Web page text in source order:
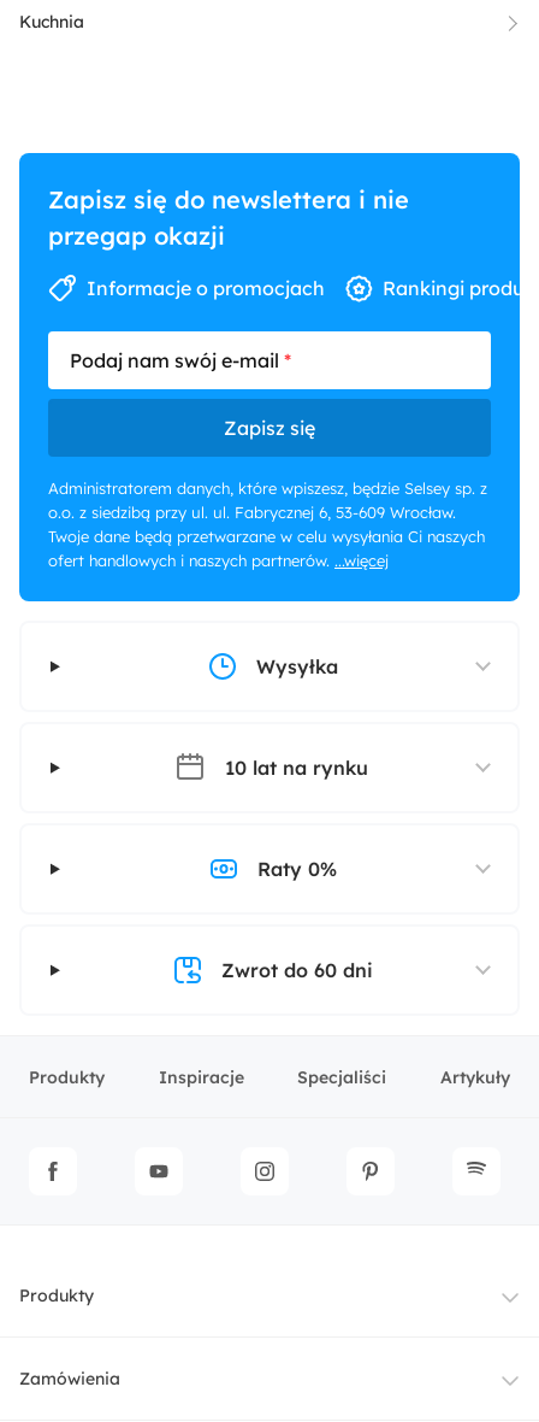
Kuchnia
Zapisz się do newslettera i nie
przegap okazji
Informacje o promocjach Rankingi
Podaj nam swój e-mail
Zapisz się
Administratorem danych, które wpiszesz, będzie Selsey sp. z
o.o. z siedzibą przy ul. ul. Fabrycznej 6, 53-609 Wrocław.
Twoje dane będą przetwarzane w celu wysyłania Ci naszych
ofert handlowych i naszych partnerów. ...więcej
Wysyłka
10 lat na rynku
Raty 0%
Zwrot do 60 dni
Produkty Inspiracje Specjaliści Artykuły
Produkty
Meble
Zamówienia